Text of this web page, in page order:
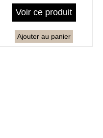
Voir ce produit
Ajouter au panier